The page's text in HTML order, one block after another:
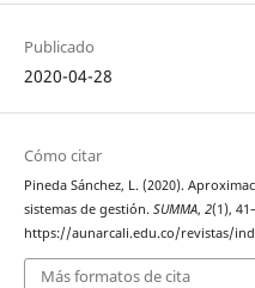
Publicado
2020-04-28
Cómo citar
Pineda Sánchez, L. (2020).
sistemas de gestión. SUMMA, 2(1),
https://aunarcali.edu.co/revistas/
Más formatos de cita